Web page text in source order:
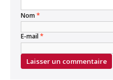
Nom*
E-mail*